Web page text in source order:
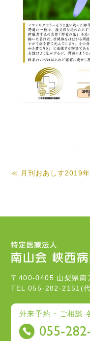
≪ 月刊おあしす2019
〒400-0405 山梨県南
TEL 055-282-2151(
外来予約・ご相談